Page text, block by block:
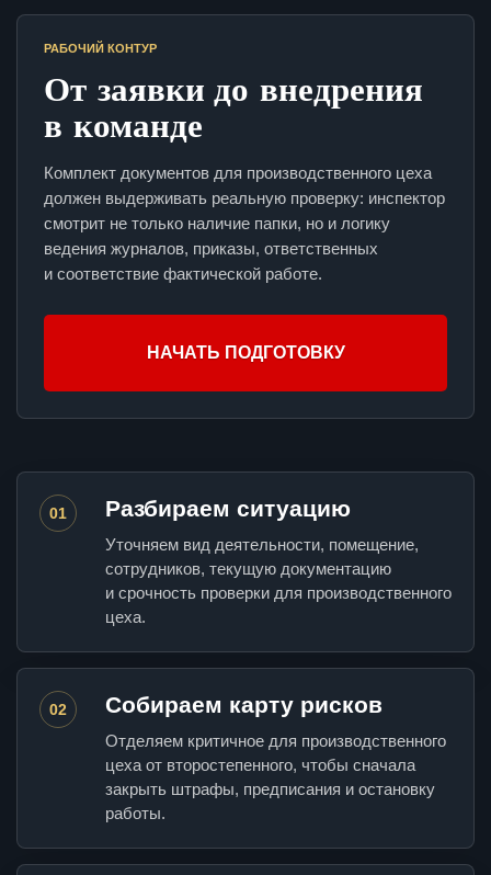
РАБОЧИЙ КОНТУР
От заявки до внедрения
в команде
Комплект документов для производственного цеха
должен выдерживать реальную проверку: инспектор
смотрит не только наличие папки, но и логику
ведения журналов, приказы, ответственных
и соответствие фактической работе.
НАЧАТЬ ПОДГОТОВКУ
01 Разбираем ситуацию
Уточняем вид деятельности, помещение,
сотрудников, текущую документацию
и срочность проверки для производственного
цеха.
02 Собираем карту рисков
Отделяем критичное для производственного
цеха от второстепенного, чтобы сначала
закрыть штрафы, предписания и остановку
работы.